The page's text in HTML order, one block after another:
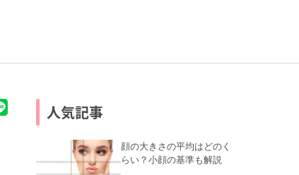
人気記事
顔の大きさの平均はどのく
らい？小顔の基準も解説